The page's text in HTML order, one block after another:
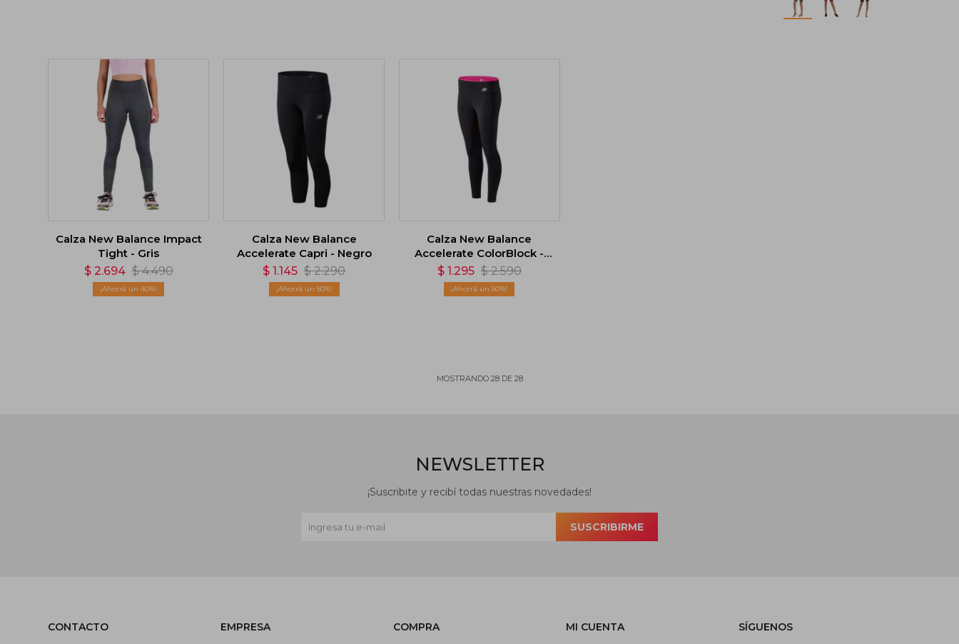
Calza New Balance Impact
Tight - Gris
$ 2.694 $ 4.490
40
Calza New Balance
Accelerate Capri - Negro
$ 1.145 $ 2.290
50
Calza New Balance
Accelerate ColorBlock -
Rojo
$ 1.295 $ 2.590
50
MOSTRANDO 28DE 28
CONTACTO EMPRESA COMPRA MI CUENTA SÍGUENOS
NEWSLETTER
¡Suscribite y recibí todas nuestras novedades!
SUSCRIBIRME